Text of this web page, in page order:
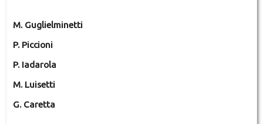
M. Guglielminetti
P. Piccioni
P. Iadarola
M. Luisetti
G. Caretta